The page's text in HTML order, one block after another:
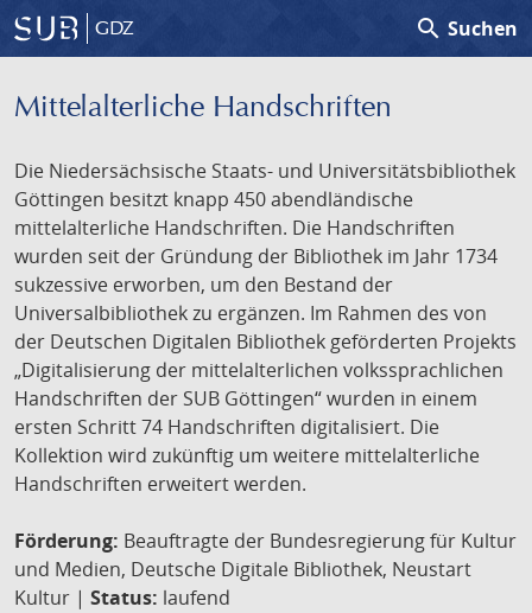
GDZ search Suchen
Mittelalterliche Handschriften
Die Niedersächsische Staats- und Universitätsbibliothek
Göttingen besitzt knapp 450 abendländische
mittelalterliche Handschriften. Die Handschriften
wurden seit der Gründung der Bibliothek im Jahr 1734
sukzessive erworben, um den Bestand der
Universalbibliothek zu ergänzen. Im Rahmen des von
der Deutschen Digitalen Bibliothek geförderten Projekts
„Digitalisierung der mittelalterlichen volkssprachlichen
Handschriften der SUB Göttingen“ wurden in einem
ersten Schritt 74 Handschriften digitalisiert. Die
Kollektion wird zukünftig um weitere mittelalterliche
Handschriften erweitert werden.
Förderung: Beauftragte der Bundesregierung für Kultur
und Medien, Deutsche Digitale Bibliothek, Neustart
Kultur | Status: laufend